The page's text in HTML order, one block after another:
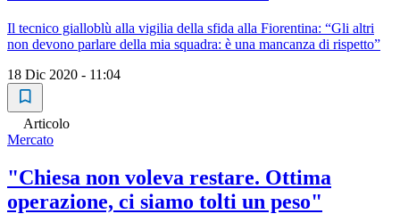
Il tecnico gialloblù alla vigilia della sfida alla Fiorentina: “Gli altri
non devono parlare della mia squadra: è una mancanza di rispetto”
18 Dic 2020 - 11:04
Articolo
Mercato
"Chiesa non voleva restare. Ottima
operazione, ci siamo tolti un peso"